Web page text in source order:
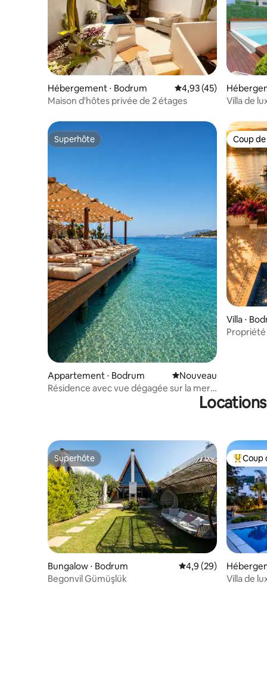
Hébergement ⋅ Bodrum Évaluation moyenne
4,93 (45)
Maison d'hôtes privée de 2 étages
Villa de
Superhôte
Superhôte
Appartement ⋅ Bodrum Nouvel hébergement
Nouveau
Résidence avec vue dégagée sur la mer
Coup
Coup
Villa ⋅
Superhôte
Superhôte
Bungalow ⋅ Bodrum Évaluation moyenne
4,9 (29)
Begonvil Gümüşlük
Coups
Coup
Villa de